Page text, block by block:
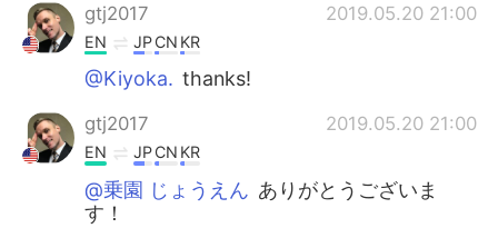
gtj2017 2019.05.20 21:00
EN JPCN KR
@Kiyoka. thanks!
gtj2017 2019.05.20 21:00
EN JPCN KR
@乗園 じょうえん ありがとうございま
す！